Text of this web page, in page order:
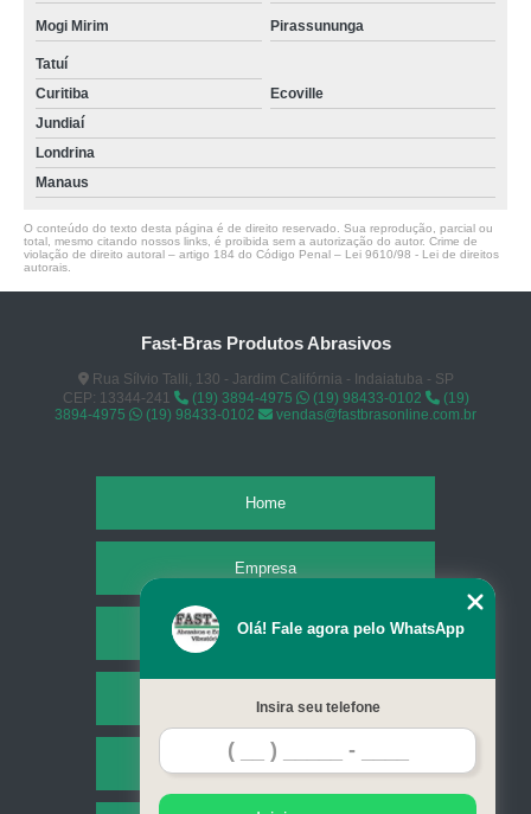
Mogi Mirim Pirassununga
Tatuí
Curitiba
Ecoville
Jundiaí
Londrina
Manaus
O conteúdo do texto desta página é de direito reservado. Sua reprodução, parcial ou
total, mesmo citando nossos links, é proibida sem a autorização do autor. Crime de
violação de direito autoral – artigo 184 do Código Penal – Lei 9610/98 - Lei de direitos
autorais
Fast-Bras Produtos Abrasivos
Rua Sílvio Talli, 130 - Jardim Califórnia - Indaiatuba - SP
CEP: 13344-241
(19) 3894-4975 (19) 98433-0102
(19)
3894-4975
(19) 98433-0102 vendas@fastbrasonline.com.br
Home
Empresa
Missão
Serviços
Contato
Olá! Fale agora pelo WhatsApp
Insira seu telefone